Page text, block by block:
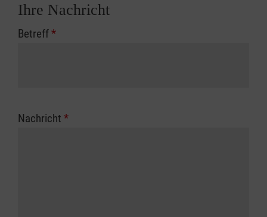
Ihre Nachricht
Betreff*
Nachricht *